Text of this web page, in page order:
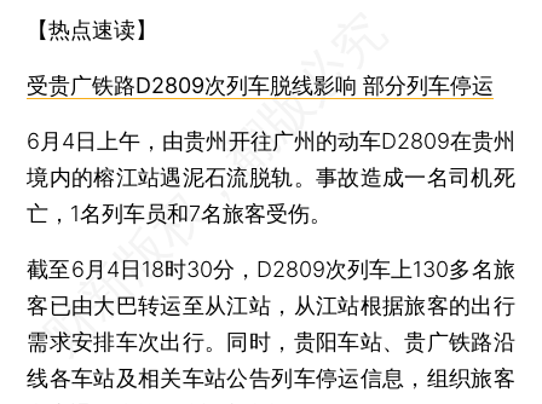
【热点速读】
受贵广铁路D2809次列车脱线影响 部分列车停运
6月4日上午，由贵州开往广州的动车D2809在贵州
境内的榕江站遇泥石流脱轨。事故造成一名司机死
亡，1名列车员和7名旅客受伤。
截至6月4日18时30分，D2809次列车上130多名旅
客已由大巴转运至从江站，从江站根据旅客的出行
需求安排车次出行。同时，贵阳车站、贵广铁路沿
线各车站及相关车站公告列车停运信息，组织旅客